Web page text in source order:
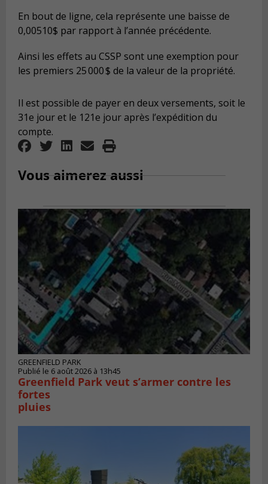
En bout de ligne, cela représente une baisse de
0,00510$ par rapport à l’année précédente.
Ainsi les effets au CSSP sont une exemption pour
les premiers 25 000 $ de la valeur de la propriété.
Il est possible de payer en deux versements, soit le
31e jour et le 121e jour après l’expédition du
compte.
Vous aimerez aussi
GREENFIELD PARK
Publié le 6 août 2026 à 13h45
Greenfield Park veut s’armer contre les
fortes
pluies